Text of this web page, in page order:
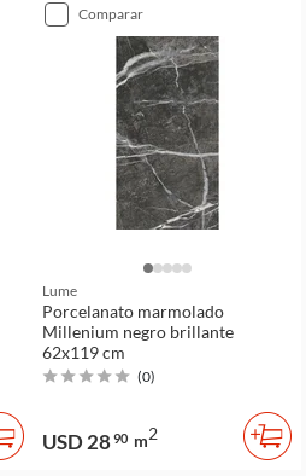
comparar
Lume
Porcelanato marmolado
Millenium negro brillante
62x119 cm
(0)
USD 2890 m2